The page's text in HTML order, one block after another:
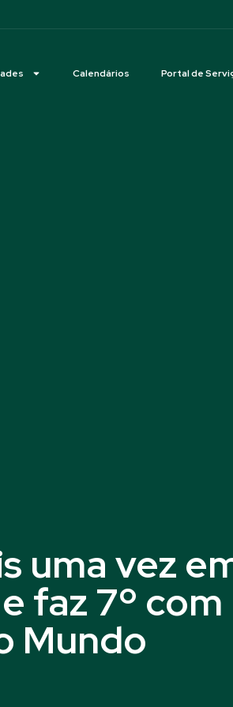
Calendários Portal de
uma vez
faz 7º com
Mundo